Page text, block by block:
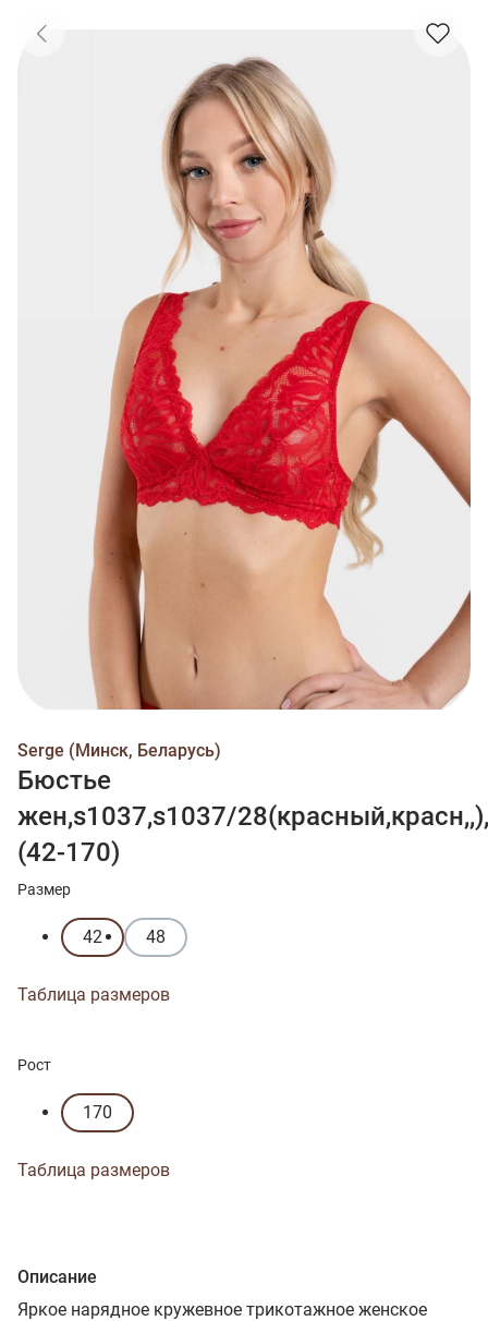
Serge (Минск, Беларусь)
Бюстье
жен,s1037,s1037/28(красный,красн,,),
(42-170)
Размер
42 48
Таблица размеров
Рост
170
Таблица размеров
Описание
Яркое нарядное кружевное трикотажное женское